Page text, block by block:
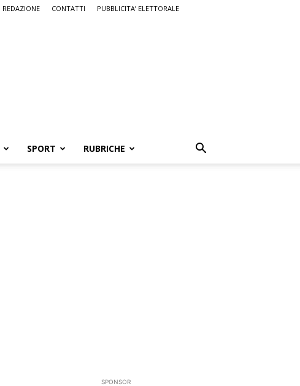
REDAZIONE CONTATTI PUBBLICITA’ ELETTORALE
SPORT RUBRICHE
SPONSOR